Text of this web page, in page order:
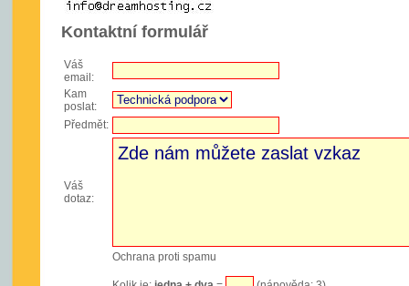
Kontaktní formulář
Váš
email:
Kam
poslat:
Předmět:
Váš
dotaz:
Ochrana proti spamu